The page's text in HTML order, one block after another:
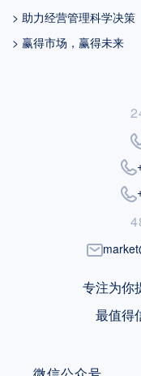
> 助力经营管理科学决策
> 赢得市场，赢得未来
专注为你
最值得